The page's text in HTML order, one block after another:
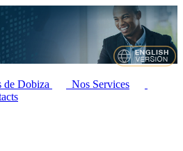
de Dobiza
Nos Services